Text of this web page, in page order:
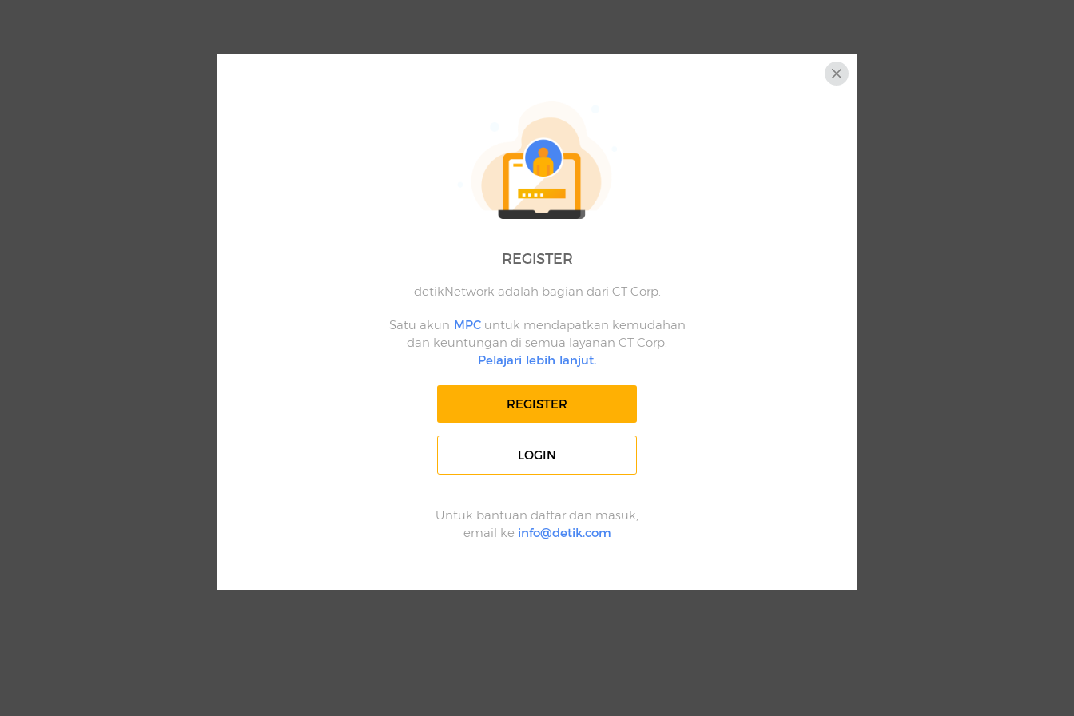
REGISTER
detikNetwork adalah bagian dari CT Corp.
Satu akun MPCuntuk mendapatkan kemudahan
dan keuntungan di semua layanan CT Corp.
Pelajari lebih lanjut.
REGISTER
LOGIN
Untuk bantuan daftar dan masuk,
email ke info@detik.com